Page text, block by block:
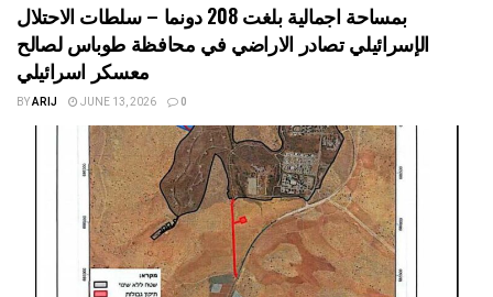
بمساحة اجمالية بلغت 208 دونما – سلطات الاحتلال
الإسرائيلي تصادر الاراضي في محافظة طوباس لصالح
معسكر اسرائيلي
BYARIJ JUNE 13, 2026 0